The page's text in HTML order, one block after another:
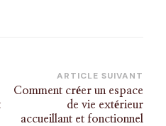
ARTICLE SUIVANT
Comment créer un espace
de vie extérieur
accueillant et fonctionnel